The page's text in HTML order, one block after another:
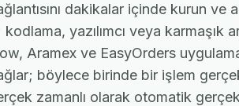
dakikalar içinde kurun ve
yazılımcı veya karmaşık
Aramex ve EasyOrders
böylece birinde bir işlem
zamanlı olarak otomatik